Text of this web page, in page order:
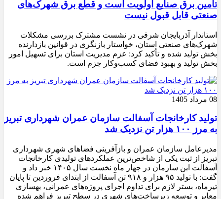
تامین برق صنایع اولویت است و قطع برق شهرک‌های
صنعتی قابل قبول نیست
استاندار آذربایجان شرقی در نشست مشترک بررسی مشکلات
شهرک‌های صنعتی استان، خواستار بازنگری در قوانین بازدارنده
بخش تولید شده و تأکید کرد: عزم مدیریت استان برای تسهیل امور
بخش تولید و بهبود فضای کسب‌وکار جزم است.
08 مرداد 1405
تولید کارخانجات آسفالت سازمان عمران شهرداری تبریز
به مرز ۱۰۰ هزار تن نزدیک شد
مدیرعامل سازمان عمران و بازآفرینی فضاهای شهری شهرداری
تبریز از ثبت یکی از شاخص‌ترین عملکردهای تولیدی کارخانجات
آسفالت این سازمان در چهار ماه نخست سال ۱۴۰۵ خبر داد و
گفت: با تولید ۹۵ هزار و ۹۱۸ تن آسفالت از ابتدای فروردین تا پایان
تیرماه، بستر لازم برای تداوم اجرای پروژه‌های عمرانی، بهسازی
معابر و توسعه زیرساخت‌های شهری در سطح تبریز فراهم شده